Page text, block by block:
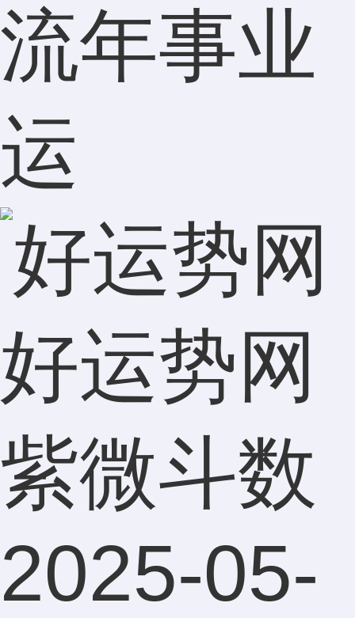
流年事业
运
好运势网
紫微斗数
2025-05-